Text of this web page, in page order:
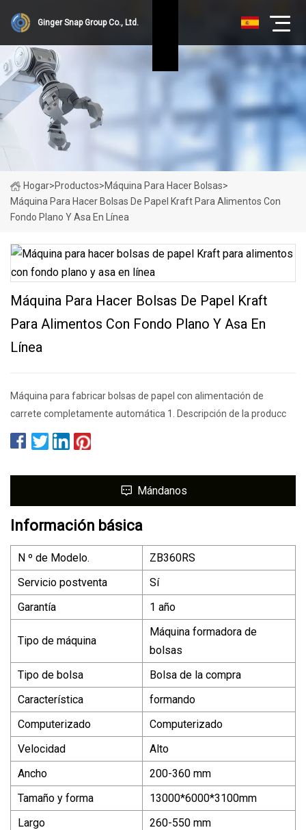
Ginger Snap Group Co., Ltd.
Hogar>Productos>Máquina Para Hacer Bolsas>
Máquina Para Hacer Bolsas De Papel Kraft Para Alimentos Con
Fondo Plano Y Asa En Línea
Máquina Para Hacer Bolsas De Papel Kraft
Para Alimentos Con Fondo Plano Y Asa En
Línea
Máquina para fabricar bolsas de papel con alimentación de
carrete completamente automática 1. Descripción de la producc
Mándanos
Información básica
N º de Modelo.
ZB360RS
Servicio postventa
Sí
Garantía
1 año
Tipo de máquina
Máquina formadora de
bolsas
Tipo de bolsa
Bolsa de la compra
Característica
formando
Computerizado
Computerizado
Velocidad
Alto
Ancho
200-360 mm
Tamaño y forma
13000*6000*3100mm
Largo
260-550 mm